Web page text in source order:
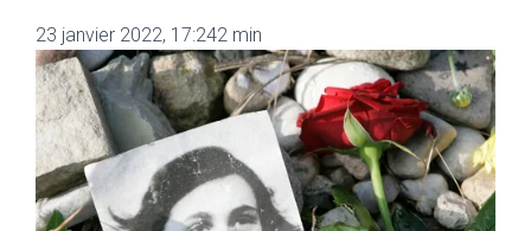
23 janvier 2022, 17:242 min